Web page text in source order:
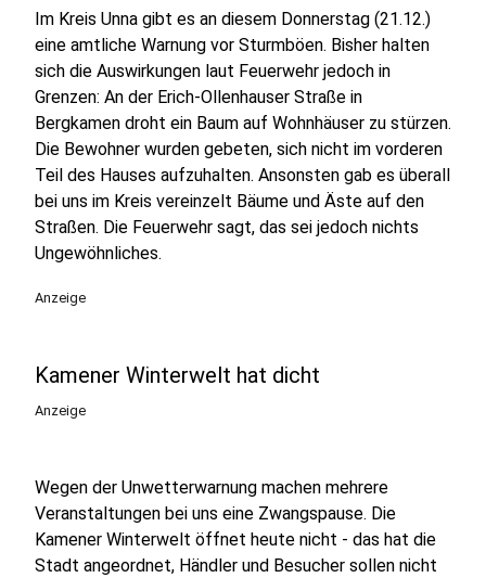
Im Kreis Unna gibt es an diesem Donnerstag (21.12.)
eine amtliche Warnung vor Sturmböen. Bisher halten
sich die Auswirkungen laut Feuerwehr jedoch in
Grenzen: An der Erich-Ollenhauser Straße in
Bergkamen droht ein Baum auf Wohnhäuser zu stürzen.
Die Bewohner wurden gebeten, sich nicht im vorderen
Teil des Hauses aufzuhalten. Ansonsten gab es überall
bei uns im Kreis vereinzelt Bäume und Äste auf den
Straßen. Die Feuerwehr sagt, das sei jedoch nichts
Ungewöhnliches.
Anzeige
Kamener Winterwelt hat dicht
Anzeige
Wegen der Unwetterwarnung machen mehrere
Veranstaltungen bei uns eine Zwangspause. Die
Kamener Winterwelt öffnet heute nicht - das hat die
Stadt angeordnet, Händler und Besucher sollen nicht